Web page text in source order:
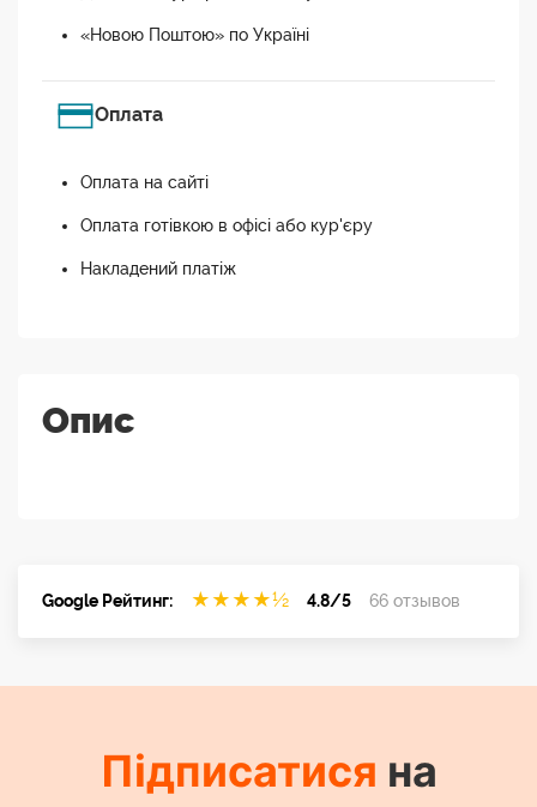
«Новою Поштою» по Україні
Оплата
Оплата на сайті
Оплата готівкою в офісі або кур'єру
Накладений платіж
Опис
Google Рейтинг: ★ ★ ★ ★½ 4.8/5 66 отзывов
Підписатися на